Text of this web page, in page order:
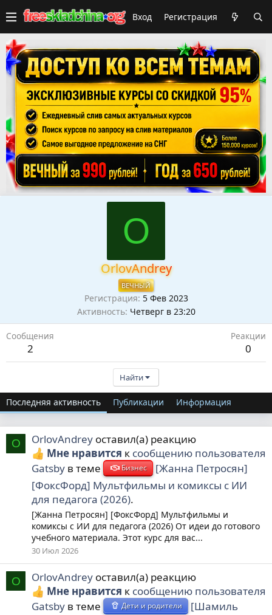
Вход Регистрация
O
OrlovAndrey
ВЕЧНЫЙ
Регистрация 5 Фев 2023
Активность Четверг в 23:20
Сообщения
2
Реакции
0
Найти
Последняя активность Публикации Информация
O OrlovAndrey оставил(а) реакцию
Мне нравится к сообщению пользователя
Gatsby в теме Бизнес
[Жанна Петросян]
[ФоксФорд] Мультфильмы и комиксы с ИИ
для педагога (2026).
[Жанна Петросян] [ФоксФорд] Мультфильмы и
комиксы с ИИ для педагога (2026) От идеи до готового
учебного материала. Этот курс для вас...
30 Июл 2026
O OrlovAndrey оставил(а) реакцию
Мне нравится к сообщению пользователя
Gatsby в теме Дети и родители
[Шамиль